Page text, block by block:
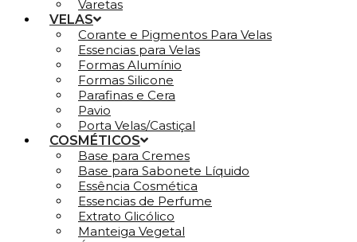
Varetas
VELAS
Corante e Pigmentos Para Velas
Essencias para Velas
Formas Alumínio
Formas Silicone
Parafinas e Cera
Pavio
Porta Velas/Castiçal
COSMÉTICOS
Base para Cremes
Base para Sabonete Líquido
Essência Cosmética
Essencias de Perfume
Extrato Glicólico
Manteiga Vegetal